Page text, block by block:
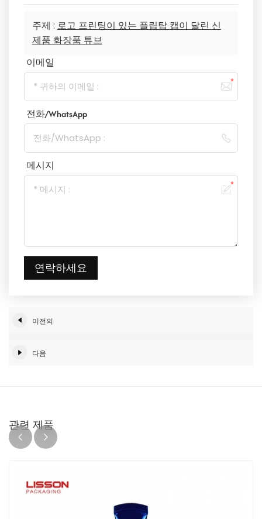
주제 : 로고 프린팅이 있는 플립탑 캡이 달린 신
제품 화장품 튜브
이메일
전화/WhatsApp
메시지
연락하세요
이전의
다음
관련 제품